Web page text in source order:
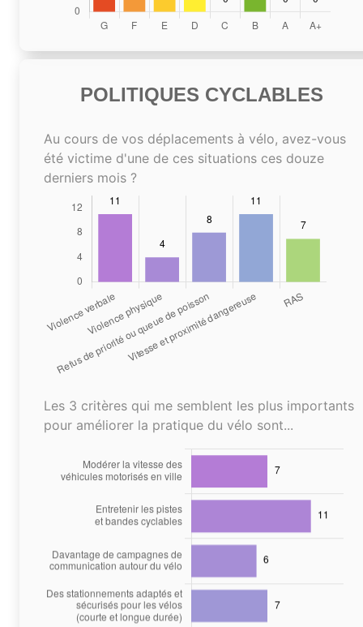
POLITIQUES CYCLABLES
Au cours de vos déplacements à vélo, avez-vous
été victime d'une de ces situations ces douze
derniers mois ?
Les 3 critères qui me semblent les plus importants
pour améliorer la pratique du vélo sont...